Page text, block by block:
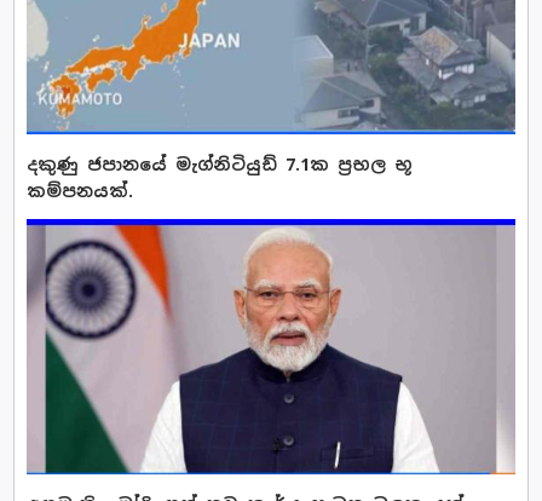
දකුණු ජපානයේ මැග්නිටියුඩ් 7.1ක ප්‍රභල භූ
කම්පනයක්.